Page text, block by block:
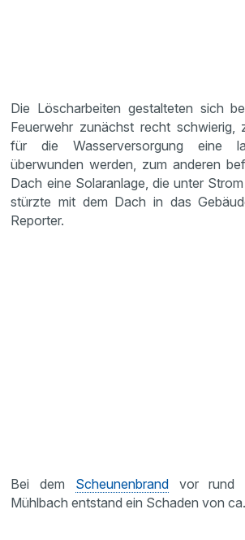
Die Löscharbeiten gestalteten sich
Feuerwehr zunächst recht schwierig,
für die Wasserversorgung eine
überwunden werden, zum anderen
Dach eine Solaranlage, die unter
stürzte mit dem Dach in das
Reporter.
Bei dem Scheunenbrandvor rund
Mühlbach entstand ein Schaden von